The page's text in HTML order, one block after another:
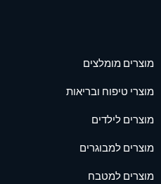
מוצרים מומלצים
מוצרי טיפוח ובריאות
מוצרים לילדים
מוצרים למבוגרים
מוצרים למטבח